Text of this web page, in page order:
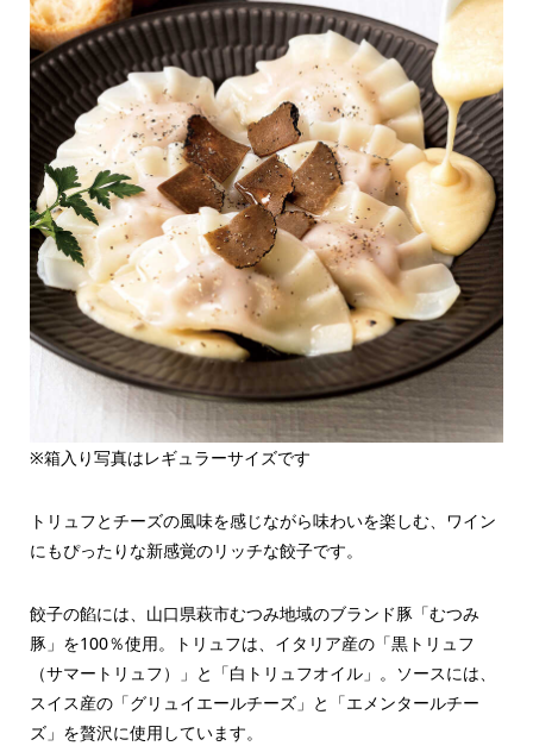
※箱入り写真はレギュラーサイズです
トリュフとチーズの風味を感じながら味わいを楽しむ、ワイン
にもぴったりな新感覚のリッチな餃子です。
餃子の餡には、山口県萩市むつみ地域のブランド豚「むつみ
豚」を100％使用。トリュフは、イタリア産の「黒トリュフ
（サマートリュフ）」と「白トリュフオイル」。ソースには、
スイス産の「グリュイエールチーズ」と「エメンタールチー
ズ」を贅沢に使用しています。